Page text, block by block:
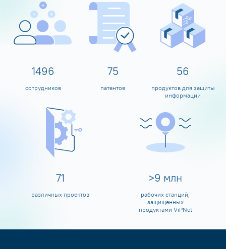
1600
сотрудников
80
патентов
60
продуктов для защиты
информации
80
различных проектов
>10 млн
рабочих станций,
защищенных
продуктами ViPNet